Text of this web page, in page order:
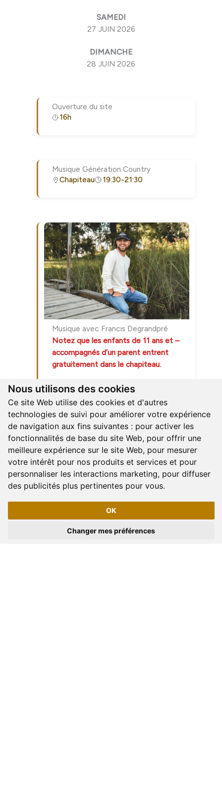
Nous utilisons des cookies
Ce site Web utilise des cookies et d'autres
technologies de suivi pour améliorer votre expérience
de navigation aux fins suivantes : pour activer les
fonctionnalités de base du site Web, pour offrir une
meilleure expérience sur le site Web, pour mesurer
votre intérêt pour nos produits et services et pour
personnaliser les interactions marketing, pour diffuser
des publicités plus pertinentes pour vous.
OK
Changer mes préférences
SAMEDI
27 JUIN 2026
DIMANCHE
28 JUIN 2026
Ouverture du site
16h
Musique Génération Country
Chapiteau
19:30-21:30
Musique avec Francis Degrandpré
Notez que les enfants de 11 ans et –
accompagnés d’un parent entrent
gratuitement dans le chapiteau.
Chapiteau 21:30
Fermeture du Site
00:00